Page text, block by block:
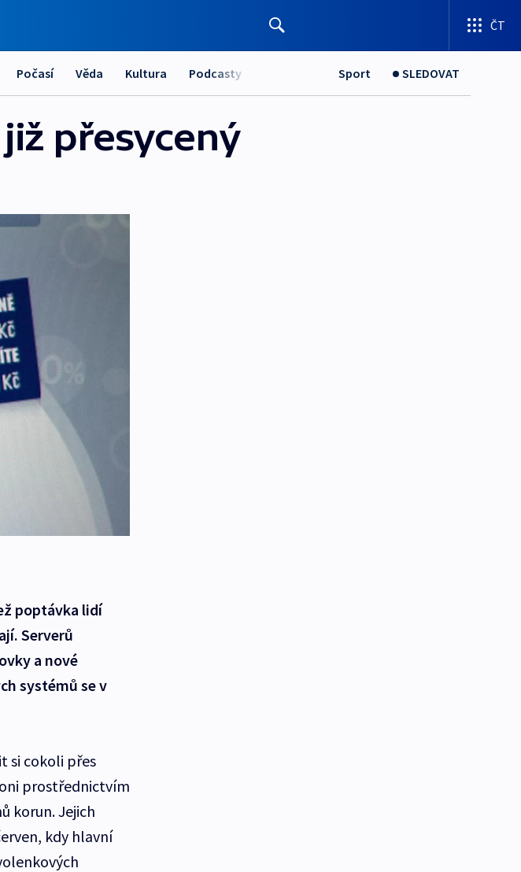
ČT
Počasí Věda Kultura Podcasty Sport SLEDOVAT
přesycený
poptávka lidí
Serverů
a nové
systémů se v
si cokoli přes
prostřednictvím
korun. Jejich
kdy hlavní